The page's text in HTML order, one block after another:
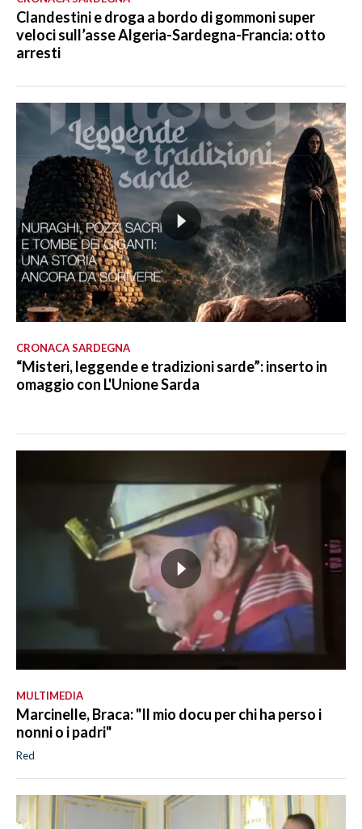
Clandestini e droga a bordo di gommoni super
veloci sull’asse Algeria-Sardegna-Francia: otto
arresti
CRONACA SARDEGNA
“Misteri, leggende e tradizioni sarde”: inserto in
omaggio con L'Unione Sarda
MULTIMEDIA
Marcinelle, Braca: "Il mio docu per chi ha perso i
nonni o i padri"
Red